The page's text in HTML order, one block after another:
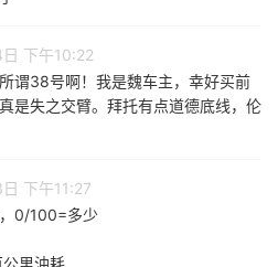
下午10:22
谓38号啊！我是魏车主，幸好买前
是失之交臂。拜托有点道德底线，伦
下午11:27
0/100=多少
里油耗